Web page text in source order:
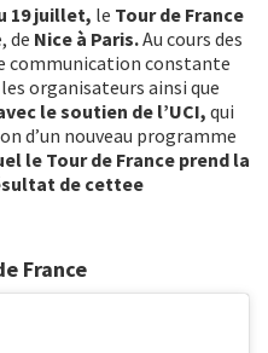
19 juillet, le Tour de France
de Nice à Paris.Au cours des
communication constante
organisateurs ainsi que
le soutien de l’UCI,qui
d’un nouveau programme
le Tour de France prend la
de cettee
France